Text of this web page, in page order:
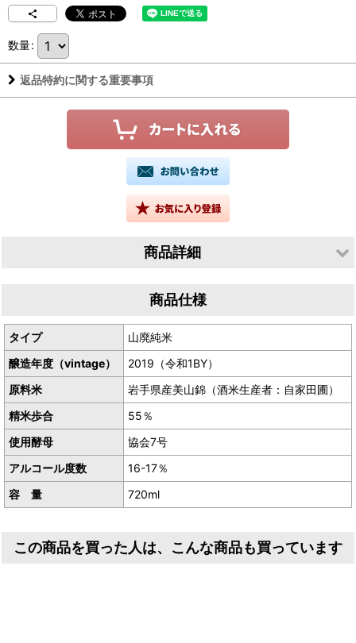
数量:
返品特約に関する重要事項
商品詳細
産地／岩手県花巻市石鳥谷町商品仕様
タイプ
山廃純米
醸造年度（vintage）
2019（令和1BY）
原料米
岩手県産美山錦（酒米生産者：自家田圃）
精米歩合
55％
使用酵母
協会7号
アルコール度数
16-17％
容 量
720ml
この商品を買った人は、こんな商品も買っています